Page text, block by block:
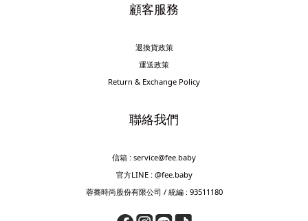
顧客服務
退換貨政策
運送政策
Return & Exchange Policy
聯絡我們
信箱 : service@fee.baby
官方LINE : @fee.baby
蓉蕎時尚股份有限公司 / 統編 : 93511180